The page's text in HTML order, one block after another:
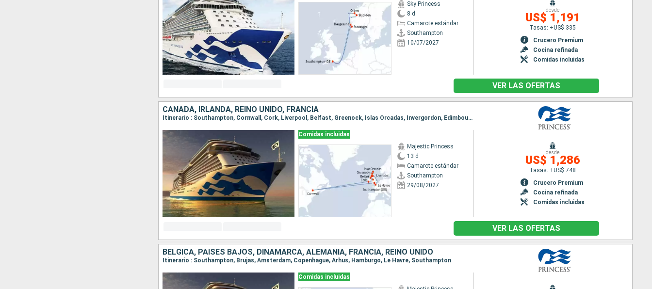
Sky Princess
8 d
Camarote estándar
Southampton
10/07/2027
desde
US$ 1,191
Tasas: +US$ 335
Crucero Premium
Cocina refinada
Comidas incluidas
VER LAS OFERTAS
CANADÁ, IRLANDA, REINO UNIDO, FRANCIA
Itinerario : Southampton, Cornwall, Cork, Liverpool, Belfast, Greenock, Islas Orcadas, Invergordon, Edimbourg, Le Havre, Southampton
Comidas incluidas
Majestic Princess
13 d
Camarote estándar
Southampton
29/08/2027
desde
US$ 1,286
Tasas: +US$ 748
Crucero Premium
Cocina refinada
Comidas incluidas
VER LAS OFERTAS
BÉLGICA, PAISES BAJOS, DINAMARCA, ALEMANIA, FRANCIA, REINO UNIDO
Itinerario : Southampton, Brujas, Amsterdam, Copenhague, Arhus, Hamburgo, Le Havre, Southampton
Comidas incluidas